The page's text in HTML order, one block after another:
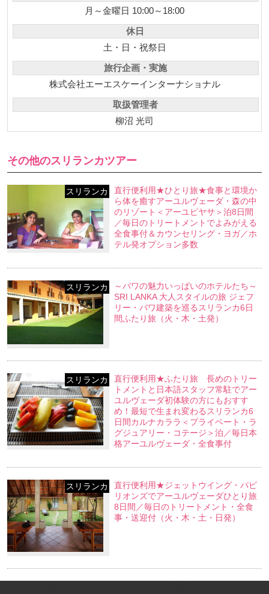
月～金曜日 10:00～18:00
休日
土・日・祝祭日
旅行企画・実施
株式会社エーエスケーインターナショナル
取扱管理者
柳沼 光司
その他のスリランカツアー
スリランカ
直行便利用★ひとり旅★食事と環境か
ら体を癒すアーユルヴェーダ・森の中
のリゾート＜アーユピヤサ＞泊8日間
／毎日のトリートメントでよみがえる
全食事付＆カウンセリング・ヨガ／ホ
テル発オプション多数
スリランカ
～バワの魅力いっぱいのホテルたち～
SRI LANKA 大人スタイルの旅 ジェフ
リー・バワ建築を巡るスリランカ6日
間ふたり旅（火・木・土発）
スリランカ
直行便利用★ふたり旅 長めのトリー
トメントと日本語スタッフ常駐でアー
ユルヴェーダ初体験の方にもおすす
め！最短で生まれ変わるスリランカ6
日間カルナカララ＜プライベート・ラ
グジュアリー・コテージ＞泊／毎日本
格アーユルヴェーダ・全食事付
スリランカ
直行便利用★ジェットウイング・パビ
リオンズでアーユルヴェーダひとり旅
8日間／毎日のトリートメント・全食
事・送迎付（火・木・土・日発）